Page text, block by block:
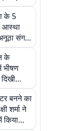
के 5
आस्था
संगम,
के
भीषण
बनने का
शर्मा ने
किया